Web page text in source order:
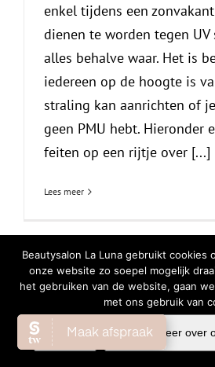
enkel tijdens een
dienen te worden tegen
alles behalve waar. Het is
iedereen op de hoogte is
straling kan aanrichten of
geen PMU hebt. Hieronder
feiten op een rijtje over [...]
Lees meer
© Copyright2026 | All Rights Reserved |
Beautysalon La Luna gebruikt cookies
onze website zo soepel mogelijk
het gebruiken van de website, gaan
met ons gebruik van
Ok Lees meer over